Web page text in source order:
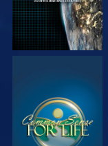
ΠΑΡΑΚΟΛΟΥΘΗΣΤΕ